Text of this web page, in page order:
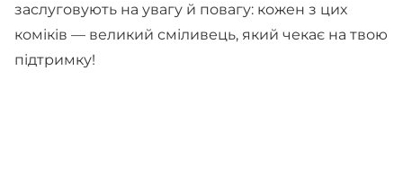
заслуговують на увагу й повагу: кожен з цих
коміків — великий сміливець, який чекає на твою
підтримку!